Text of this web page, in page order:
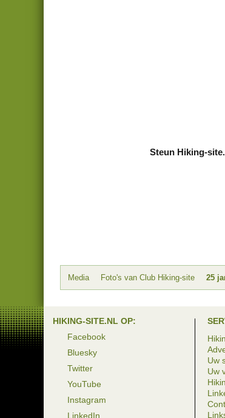
Steun Hiking-
Media Foto's van Club Hiking-site 25
HIKING-SITE.NL OP:
Facebook
Bluesky
Twitter
YouTube
Instagram
LinkedIn
Uw
Uw